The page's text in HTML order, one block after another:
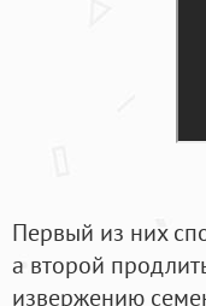
Первый из них
а второй
извержению